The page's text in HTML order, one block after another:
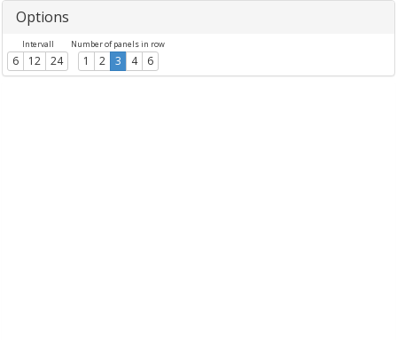
Options
Intervall
6 12 24
Number of panels in row
1 2 3 4 6